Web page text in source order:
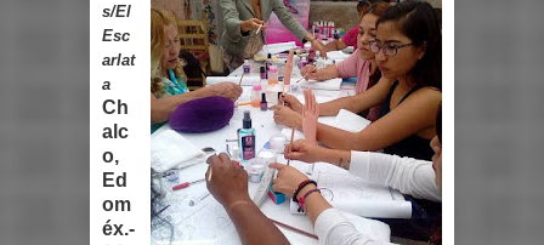
s/El
Esc
arlat
a
Ch
alc
o,
Ed
om
éx.-